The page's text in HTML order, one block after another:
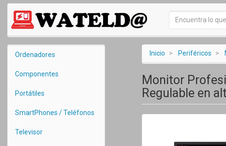
Ordenadores
Componentes
Portátiles
SmartPhones / Teléfonos
Televisor
Inicio Periféricos
Monitor
Regulable en